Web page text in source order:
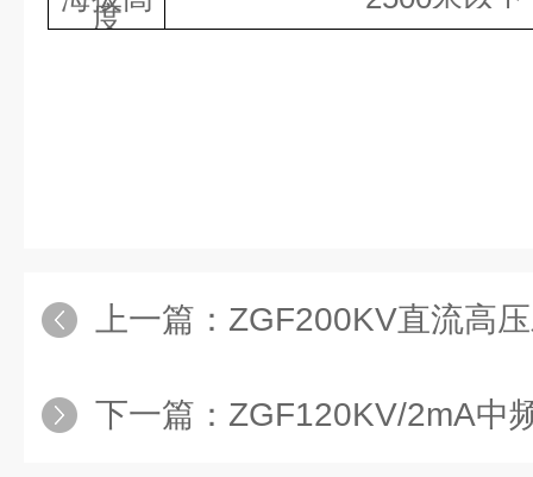
度
上一篇： ZGF200KV直流高
下一篇： ZGF120KV/2mA中